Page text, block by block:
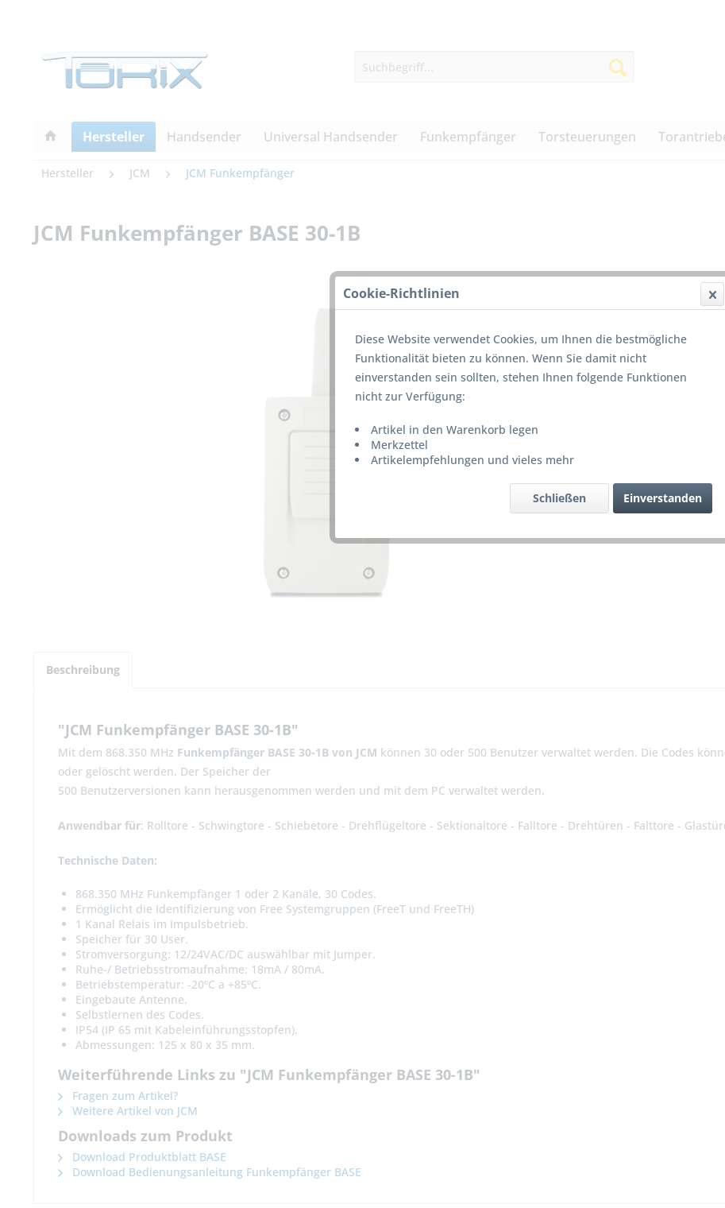
Hersteller Handsender Universal Handsender Funkempfänger Torsteuerungen
Hersteller JCM JCM Funkempfänger
JCM Funkempfänger BASE 30-1B
69,50
inkl. MwSt.
Lieferzeit
Beschreibung
"JCM Funkempfänger BASE 30-1B"
Mit dem 868.350 MHz Funkempfänger BASE 30-1B von JCM können 30 oder 500 Benutzer verwaltet werden. Die Codes
oder gelöscht werden. Der Speicher der
500 Benutzerversionen kann herausgenommen werden und mit dem PC verwaltet werden.
Anwendbar für: Rolltore - Schwingtore - Schiebetore - Drehflügeltore - Sektionaltore - Falltore - Drehtüren - Falttore -
Technische Daten:
868.350 MHz Funkempfänger 1 oder 2 Kanäle, 30 Codes.
Ermöglicht die Identifizierung von Free Systemgruppen (FreeT und FreeTH)
1 Kanal Relais im Impulsbetrieb.
Speicher für 30 User.
Stromversorgung: 12/24VAC/DC auswählbar mit Jumper.
Ruhe-/ Betriebsstromaufnahme: 18mA / 80mA.
Betriebstemperatur: -20ºC a +85ºC.
Eingebaute Antenne.
Selbstlernen des Codes.
IP54 (IP 65 mit Kabeleinführungsstopfen).
Abmessungen: 125 x 80 x 35 mm.
Weiterführende Links zu "JCM Funkempfänger BASE 30-1B"
Fragen zum Artikel?
Weitere Artikel von JCM
Downloads zum Produkt
Download Produktblatt BASE
Download Bedienungsanleitung Funkempfänger BASE
Cookie-Richtlinien
Diese Website verwendet Cookies, um Ihnen die bestmögliche
Funktionalität bieten zu können. Wenn Sie damit nicht
einverstanden sein sollten, stehen Ihnen folgende Funktionen
nicht zur Verfügung:
Artikel in den Warenkorb legen
Merkzettel
Artikelempfehlungen und vieles mehr
Einverstanden
Schließen